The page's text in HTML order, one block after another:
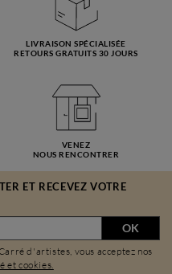
LIVRAISON SPÉCIALISÉE
RETOURS GRATUITS 30 JOURS
VENEZ
NOUS RENCONTRER
ET RECEVEZ VOTRE
OK
d'artistes, vous acceptez nos
et cookies.